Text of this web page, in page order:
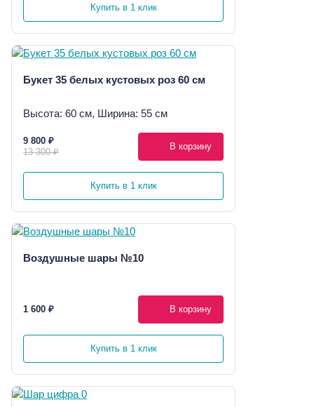
Купить в 1 клик
Букет 35 белых кустовых роз 60 см
Высота: 60 см, Ширина: 55 см
9 800 ₽
13 300 ₽
В корзину
Купить в 1 клик
Воздушные шары №10
1 600 ₽ В корзину
Купить в 1 клик